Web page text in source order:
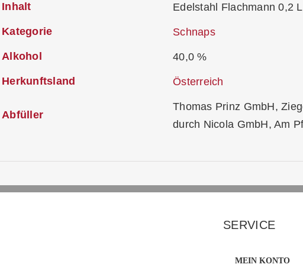
Inhalt Edelstahl Flachmann 0,2 L
Kategorie Schnaps
Alkohol 40,0 %
Herkunftsland Österreich
Abfüller
Thomas Prinz GmbH,
durch Nicola GmbH, Am
SERVICE
MEIN KONTO